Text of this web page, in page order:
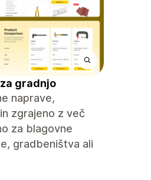
gradnjo
naprave,
zgrajeno z več
za blagovne
gradbeništva ali